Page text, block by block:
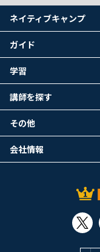
ネイティブキャンプ
ガイド
学習
講師を探す
その他
会社情報